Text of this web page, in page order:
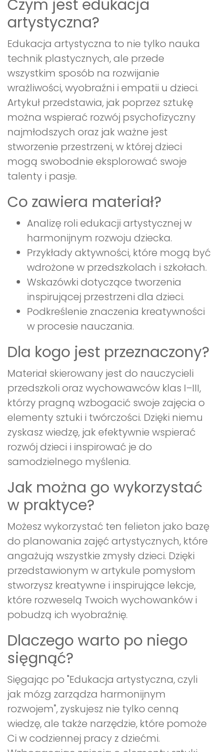
Czym jest edukacja
artystyczna?
Edukacja artystyczna to nie tylko nauka
technik plastycznych, ale przede
wszystkim sposób na rozwijanie
wrażliwości, wyobraźni i empatii u dzieci.
Artykuł przedstawia, jak poprzez sztukę
można wspierać rozwój psychofizyczny
najmłodszych oraz jak ważne jest
stworzenie przestrzeni, w której dzieci
mogą swobodnie eksplorować swoje
talenty i pasje.
Co zawiera materiał?
Analizę roli edukacji artystycznej w
harmonijnym rozwoju dziecka.
Przykłady aktywności, które mogą być
wdrożone w przedszkolach i szkołach.
Wskazówki dotyczące tworzenia
inspirującej przestrzeni dla dzieci.
Podkreślenie znaczenia kreatywności
w procesie nauczania.
Dla kogo jest przeznaczony?
Materiał skierowany jest do nauczycieli
przedszkoli oraz wychowawców klas I–III,
którzy pragną wzbogacić swoje zajęcia o
elementy sztuki i twórczości. Dzięki niemu
zyskasz wiedzę, jak efektywnie wspierać
rozwój dzieci i inspirować je do
samodzielnego myślenia.
Jak można go wykorzystać
w praktyce?
Możesz wykorzystać ten felieton jako bazę
do planowania zajęć artystycznych, które
angażują wszystkie zmysły dzieci. Dzięki
przedstawionym w artykule pomysłom
stworzysz kreatywne i inspirujące lekcje,
które rozweselą Twoich wychowanków i
pobudzą ich wyobraźnię.
Dlaczego warto po niego
sięgnąć?
Sięgając po "Edukacja artystyczna, czyli
jak mózg zarządza harmonijnym
rozwojem", zyskujesz nie tylko cenną
wiedzę, ale także narzędzie, które pomoże
Ci w codziennej pracy z dziećmi.